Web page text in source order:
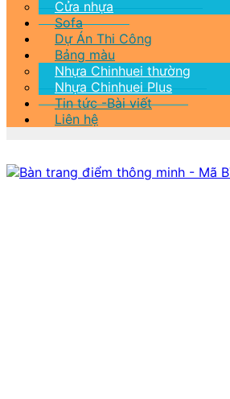
Cửa nhựa
Sofa
Dự Án Thi Công
Bảng màu
Nhựa Chinhuei thường
Nhựa Chinhuei Plus
Tin tức -Bài viết
Liên hệ